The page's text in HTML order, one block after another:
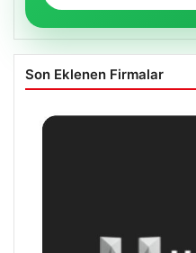
Son Eklenen Firmalar